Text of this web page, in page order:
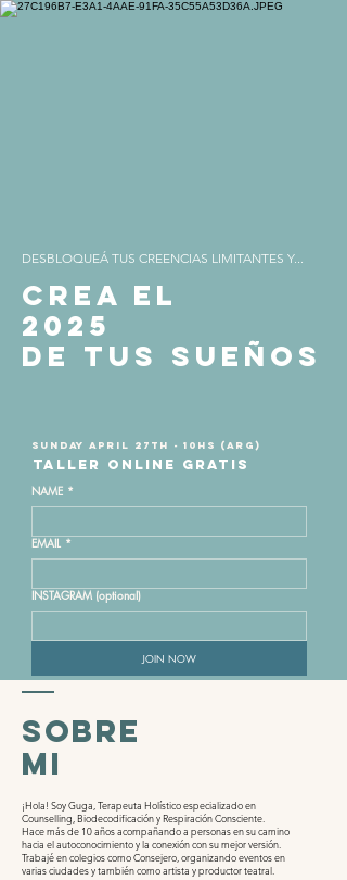
DESBLOQUEÁ TUS CREENCIAS LIMITANTES Y...
CREA EL
2025
DE TUS SUEÑOS
SUNDAY APRIL 27th - 10HS (Arg)
NAME *
EMAIL *
INSTAGRAM (optional)
JOIN NOW
TALLER ONLINE GRATIS
SOBRE
MI
¡Hola! Soy Guga, Terapeuta Holístico especializado en
Counselling, Biodecodificación y Respiración Consciente.
Hace más de 10 años acompañando a personas en su camino
hacia el autoconocimiento y la conexión con su mejor versión.
Trabajé en colegios como Consejero, organizando eventos en
varias ciudades y también como artista y productor teatral.